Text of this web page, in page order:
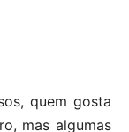
quem gosta
mas algumas